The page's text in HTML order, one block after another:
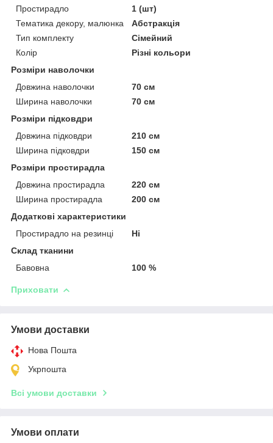
Простирадло
1 (шт)
Тематика декору, малюнка
Абстракція
Тип комплекту
Сімейний
Колір
Різні кольори
Розміри наволочки
Довжина наволочки
70 см
Ширина наволочки
70 см
Розміри підковдри
Довжина підковдри
210 см
Ширина підковдри
150 см
Розміри простирадла
Довжина простирадла
220 см
Ширина простирадла
200 см
Додаткові характеристики
Простирадло на резинці
Ні
Склад тканини
Бавовна
100 %
Приховати
Умови доставки
Нова Пошта
Укрпошта
Всі умови доставки
Умови оплати